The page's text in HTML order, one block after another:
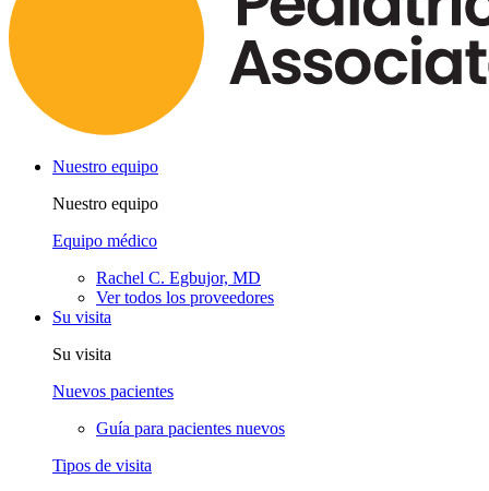
Nuestro equipo
Nuestro equipo
Equipo médico
Rachel C. Egbujor, MD
Ver todos los proveedores
Su visita
Su visita
Nuevos pacientes
Guía para pacientes nuevos
Tipos de visita